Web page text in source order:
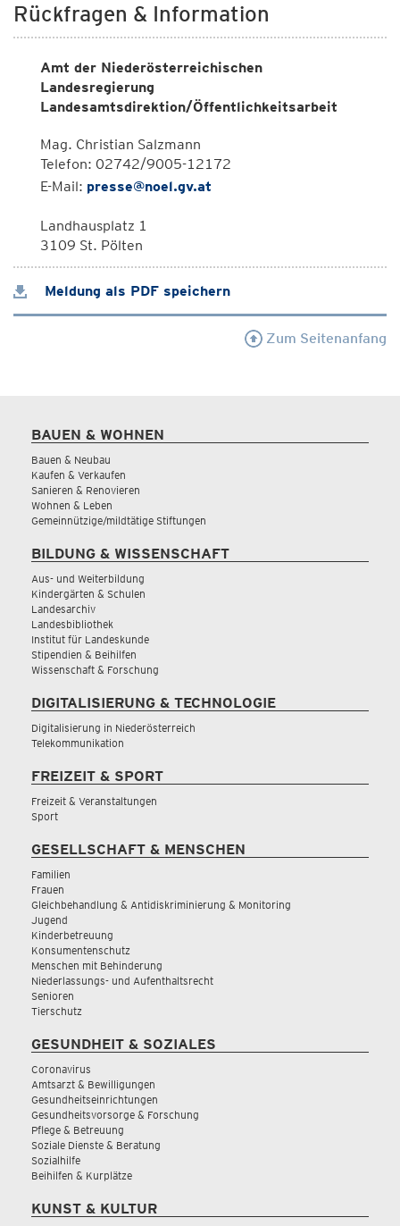
Rückfragen & Information
Amt der Niederösterreichischen
Landesregierung
Landesamtsdirektion/Öffentlichkeitsarbeit
Mag. Christian Salzmann
Telefon: 02742/9005-12172
E-Mail: presse@noel.gv.at
Landhausplatz 1
3109 St. Pölten
Meldung als PDF speichern
Zum Seitenanfang
BAUEN & WOHNEN
Bauen & Neubau
Kaufen & Verkaufen
Sanieren & Renovieren
Wohnen & Leben
Gemeinnützige/mildtätige Stiftungen
BILDUNG & WISSENSCHAFT
Aus- und Weiterbildung
Kindergärten & Schulen
Landesarchiv
Landesbibliothek
Institut für Landeskunde
Stipendien & Beihilfen
Wissenschaft & Forschung
DIGITALISIERUNG & TECHNOLOGIE
Digitalisierung in Niederösterreich
Telekommunikation
FREIZEIT & SPORT
Freizeit & Veranstaltungen
Sport
GESELLSCHAFT & MENSCHEN
Familien
Frauen
Gleichbehandlung & Antidiskriminierung & Monitoring
Jugend
Kinderbetreuung
Konsumentenschutz
Menschen mit Behinderung
Niederlassungs- und Aufenthaltsrecht
Senioren
Tierschutz
GESUNDHEIT & SOZIALES
Coronavirus
Amtsarzt & Bewilligungen
Gesundheitseinrichtungen
Gesundheitsvorsorge & Forschung
Pflege & Betreuung
Soziale Dienste & Beratung
Sozialhilfe
Beihilfen & Kurplätze
KUNST & KULTUR